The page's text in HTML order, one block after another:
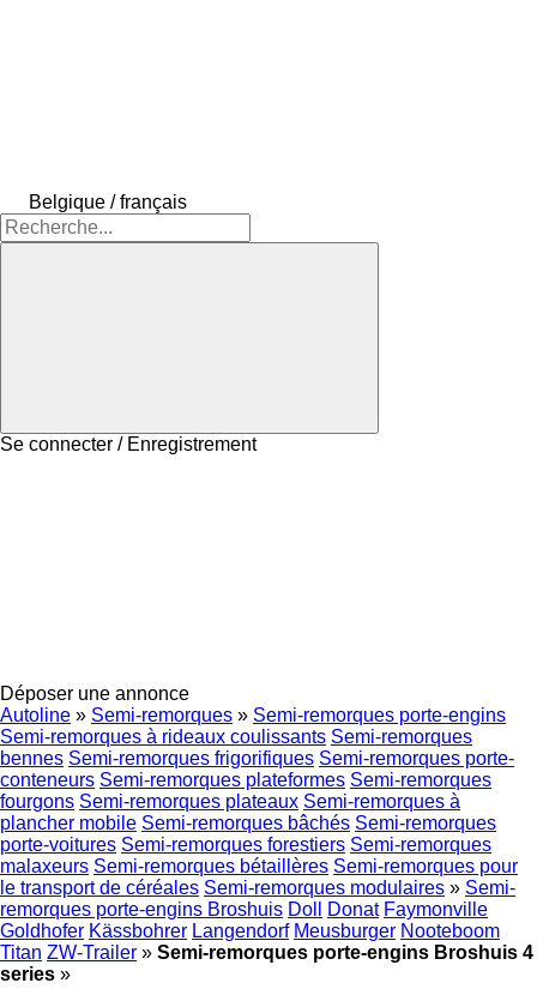
Belgique / français
Se connecter / Enregistrement
Déposer une annonce
Autoline » Semi-remorques » Semi-remorques porte-engins
Semi-remorques à rideaux coulissants Semi-remorques
bennes Semi-remorques frigorifiques Semi-remorques porte-
conteneurs Semi-remorques plateformes Semi-remorques
fourgons Semi-remorques plateaux Semi-remorques à
plancher mobile Semi-remorques bâchés Semi-remorques
porte-voitures Semi-remorques forestiers Semi-remorques
malaxeurs Semi-remorques bétaillères Semi-remorques pour
le transport de céréales Semi-remorques modulaires » Semi-
remorques porte-engins Broshuis Doll Donat Faymonville
Goldhofer Kässbohrer Langendorf Meusburger Nooteboom
Titan ZW-Trailer » Semi-remorques porte-engins Broshuis 4
series »